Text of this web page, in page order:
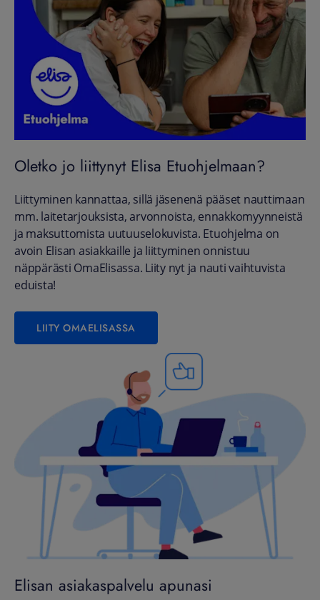
Oletko jo liittynyt Elisa Etuohjelmaan?
Liittyminen kannattaa, sillä jäsenenä pääset nauttimaan
mm. laitetarjouksista, arvonnoista, ennakkomyynneistä
ja maksuttomista uutuuselokuvista. Etuohjelma on
avoin Elisan asiakkaille ja liittyminen onnistuu
näppärästi OmaElisassa. Liity nyt ja nauti vaihtuvista
eduista!
LIITY OMAELISASSA
Elisan asiakaspalvelu apunasi